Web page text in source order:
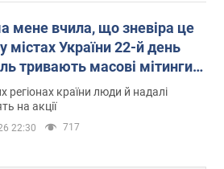
мене вчила, що зневіра це
містах України 22-й день
тривають масові мітинги
Федорова. Фото і
регіонах країни люди й надалі
на акції
22:30 717